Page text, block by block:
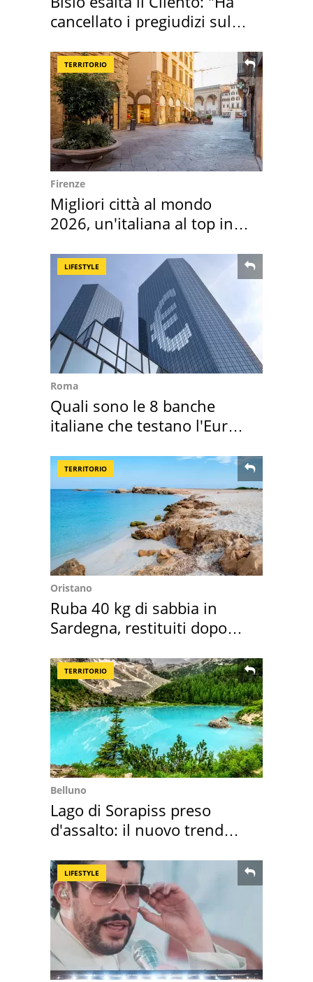
cancellato i pregiudizi sul
TERRITORIO
Firenze
Migliori città al mondo
2026, un'italiana al top in
LIFESTYLE
Roma
Quali sono le 8 banche
italiane che testano l'Euro
TERRITORIO
Oristano
Ruba 40 kg di sabbia in
Sardegna, restituiti dopo
TERRITORIO
Belluno
Lago di Sorapiss preso
d'assalto: il nuovo trend
LIFESTYLE